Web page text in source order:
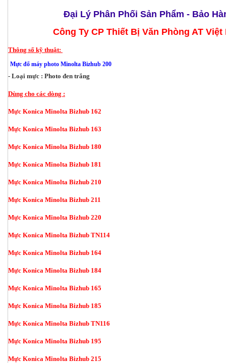
Đại Lý Phân Phối Sản Phẩm - Bảo
Công Ty CP Thiết Bị Văn Phòng AT Việt
Thông số kỹ thuật:
Mực đổ máy photo Minolta Bizhub 200
- Loại mực : Photo đen trắng
Dùng cho các dòng :
Mực Konica Minolta Bizhub 162
Mực Konica Minolta Bizhub 163
Mực Konica Minolta Bizhub 180
Mực Konica Minolta Bizhub 181
Mực Konica Minolta Bizhub 210
Mực Konica Minolta Bizhub 211
Mực Konica Minolta Bizhub 220
Mực Konica Minolta Bizhub TN114
Mực Konica Minolta Bizhub 164
Mực Konica Minolta Bizhub 184
Mực Konica Minolta Bizhub 165
Mực Konica Minolta Bizhub 185
Mực Konica Minolta Bizhub TN116
Mực Konica Minolta Bizhub 195
Mực Konica Minolta Bizhub 215